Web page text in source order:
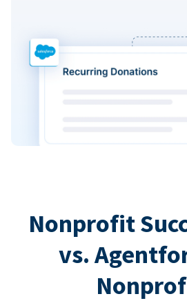
Nonprofit
vs.